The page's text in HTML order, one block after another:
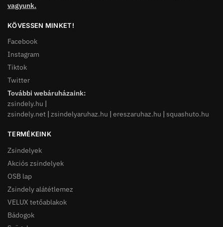
vagyunk.
KÖVESSEN MINKET!
Facebook
Instagram
Tiktok
Twitter
További webáruházaink:
zsindely.hu |
zsindely.net | zsindelyaruhaz.hu | ereszaruhaz.hu | squashuto.hu
TERMÉKEINK
Zsindelyek
Akciós zsindelyek
OSB lap
Zsindely alátétlemez
VELUX tetőablakok
Bádogok